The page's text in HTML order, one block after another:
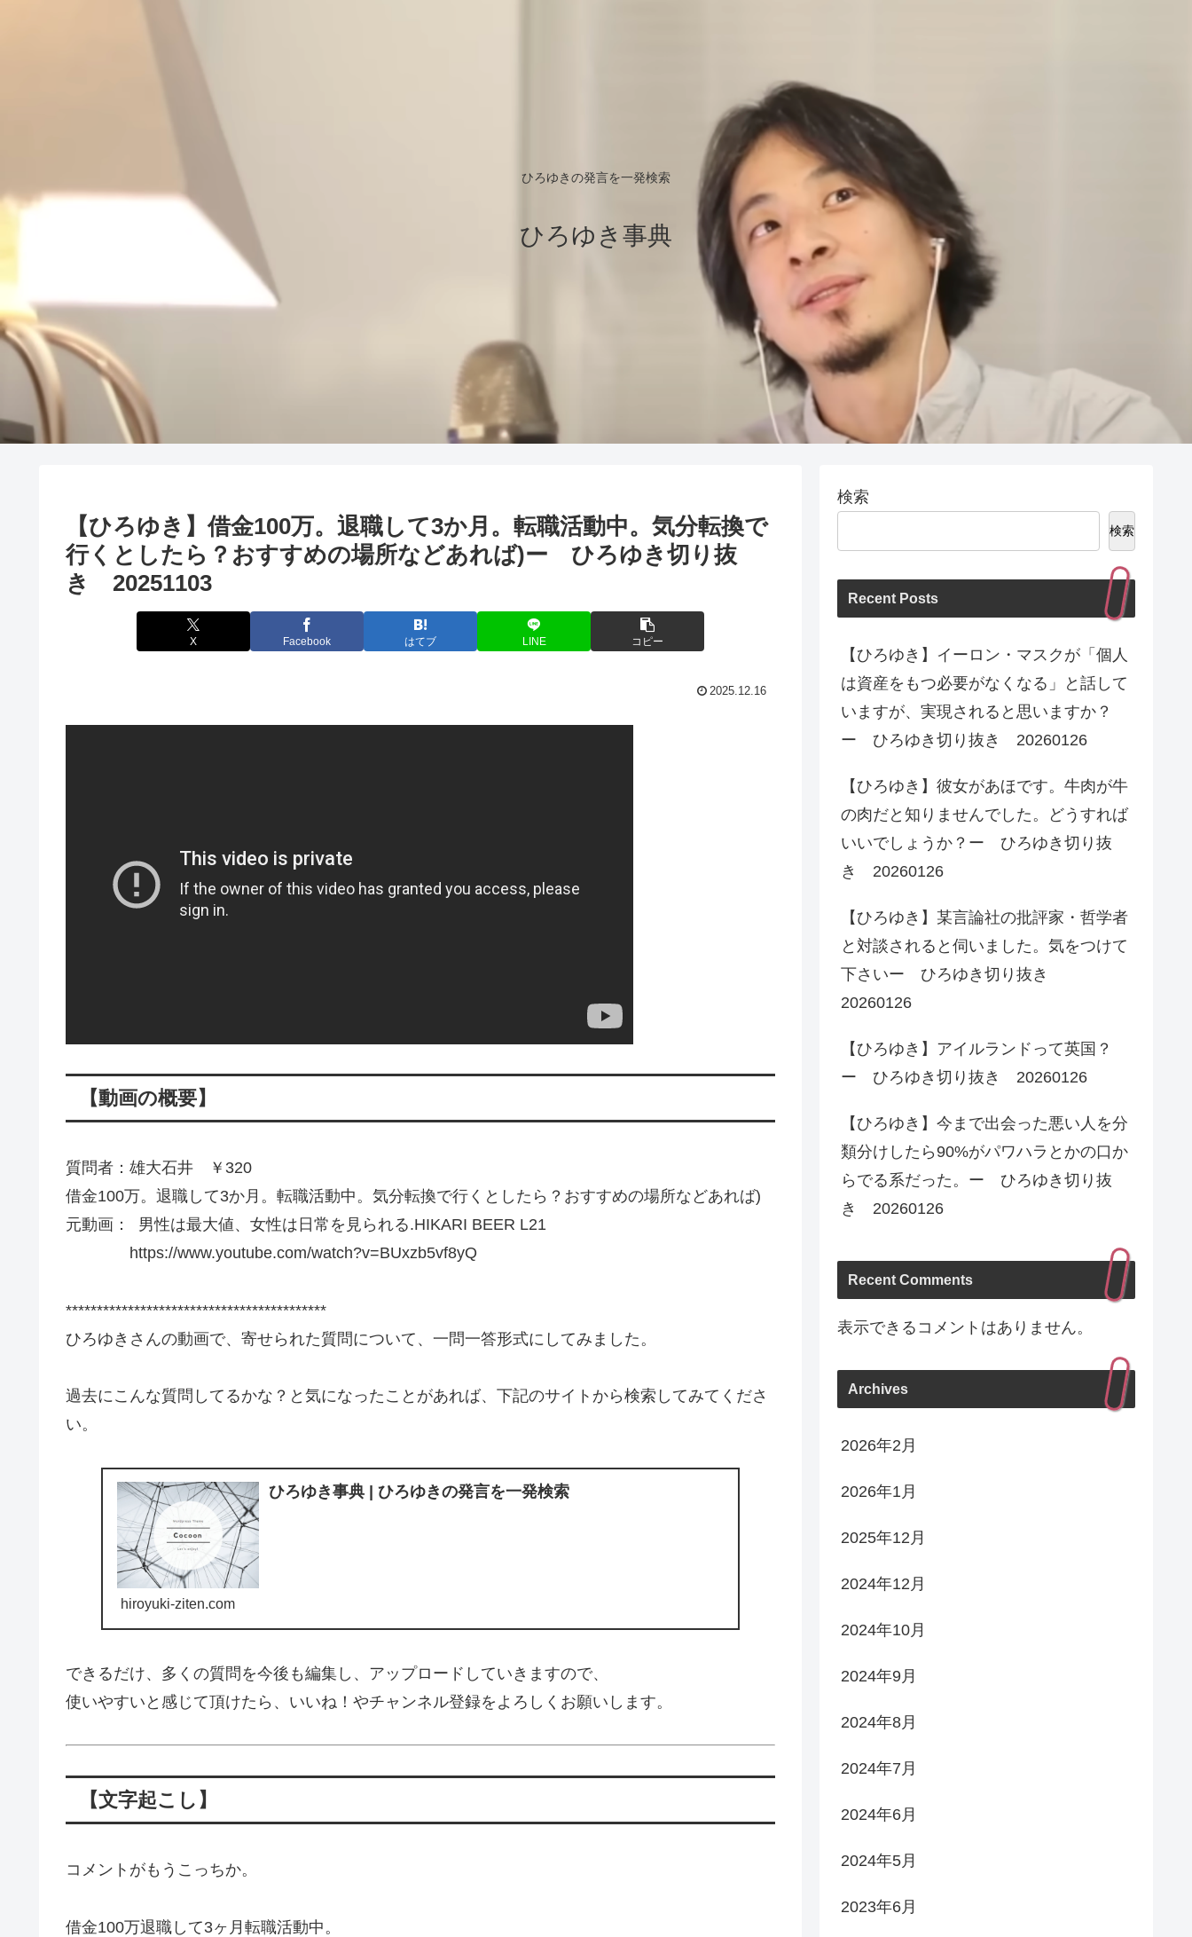
ひろゆきの発言を一発検索
ひろゆき事典
【ひろゆき】借金100万。退職して3か月。転職活動中。気分転換で
行くとしたら？おすすめの場所などあれば)ー ひろゆき切り抜
き 20251103
X Facebook はてブ LINE コピー
2025.12.16
【動画の概要】
質問者：雄大石井 ￥320
借金100万。退職して3か月。転職活動中。気分転換で行くとしたら？おすすめの場所などあれば)
元動画： 男性は最大値、女性は日常を見られる.HIKARI BEER L21
https://www.youtube.com/watch?v=BUxzb5vf8yQ
******************************************
ひろゆきさんの動画で、寄せられた質問について、一問一答形式にしてみました。
過去にこんな質問してるかな？と気になったことがあれば、下記のサイトから検索してみてくださ
い。
ひろゆき事典 | ひろゆきの発言を一発検索
hiroyuki-ziten.com
できるだけ、多くの質問を今後も編集し、アップロードしていきますので、
使いやすいと感じて頂けたら、いいね！やチャンネル登録をよろしくお願いします。
【文字起こし】
コメントがもうこっちか。
借金100万退職して3ヶ月転職活動中。
検索
検索
Recent Posts
【ひろゆき】イーロン・マスクが「個人
は資産をもつ必要がなくなる」と話して
いますが、実現されると思いますか？
ー ひろゆき切り抜き 20260126
【ひろゆき】彼女があほです。牛肉が牛
の肉だと知りませんでした。どうすれば
いいでしょうか？ー ひろゆき切り抜
き 20260126
【ひろゆき】某言論社の批評家・哲学者
と対談されると伺いました。気をつけて
下さいー ひろゆき切り抜き
20260126
【ひろゆき】アイルランドって英国？
ー ひろゆき切り抜き 20260126
【ひろゆき】今まで出会った悪い人を分
類分けしたら90%がパワハラとかの口か
らでる系だった。ー ひろゆき切り抜
き 20260126
Recent Comments
表示できるコメントはありません。
Archives
2026年2月
2026年1月
2025年12月
2024年12月
2024年10月
2024年9月
2024年8月
2024年7月
2024年6月
2024年5月
2023年6月